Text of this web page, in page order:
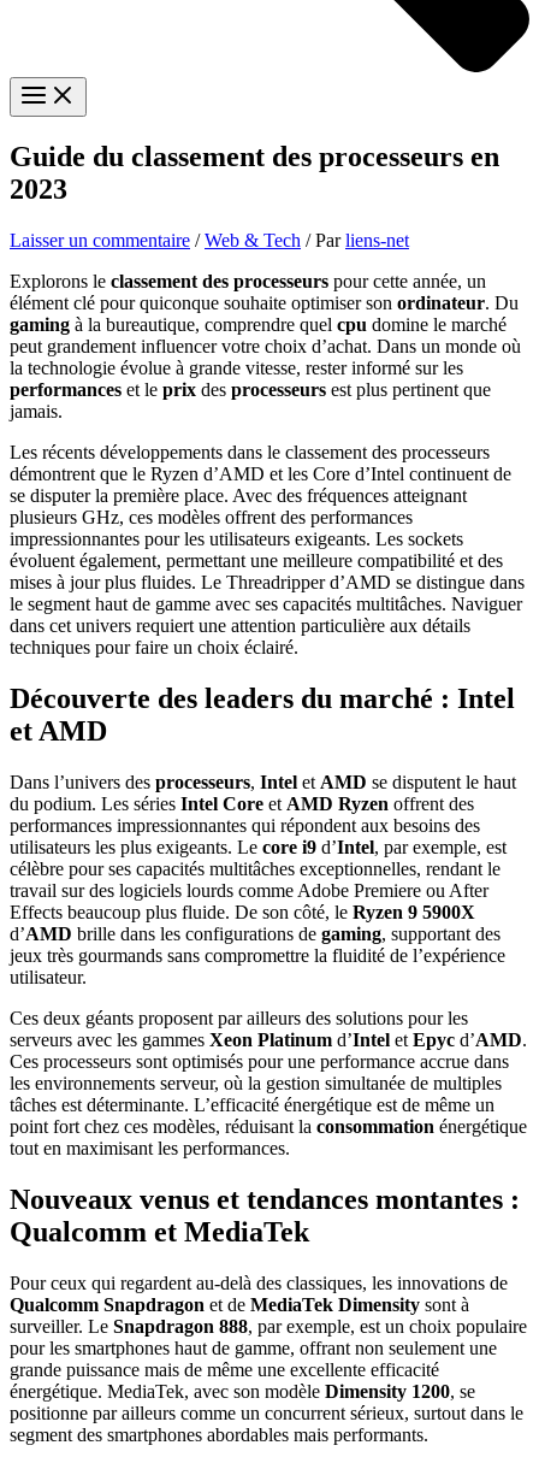
Guide du classement des processeurs en
2023
Laisser un commentaire /Web & Tech / Parliens-net
Explorons le classement des processeurs pour cette année, un
élément clé pour quiconque souhaite optimiser son ordinateur. Du
gaming à la bureautique, comprendre quel cpu domine le marché
peut grandement influencer votre choix d’achat. Dans un monde où
la technologie évolue à grande vitesse, rester informé sur les
performances et le prix des processeurs est plus pertinent que
jamais.
Les récents développements dans le classement des processeurs
démontrent que le Ryzen d’AMD et les Core d’Intel continuent de
se disputer la première place. Avec des fréquences atteignant
plusieurs GHz, ces modèles offrent des performances
impressionnantes pour les utilisateurs exigeants. Les sockets
évoluent également, permettant une meilleure compatibilité et des
mises à jour plus fluides. Le Threadripper d’AMD se distingue dans
le segment haut de gamme avec ses capacités multitâches. Naviguer
dans cet univers requiert une attention particulière aux détails
techniques pour faire un choix éclairé.
Découverte des leaders du marché : Intel
et AMD
Dans l’univers des processeurs, Intel et AMD se disputent le haut
du podium. Les séries Intel Core et AMD Ryzen offrent des
performances impressionnantes qui répondent aux besoins des
utilisateurs les plus exigeants. Le core i9 d’Intel, par exemple, est
célèbre pour ses capacités multitâches exceptionnelles, rendant le
travail sur des logiciels lourds comme Adobe Premiere ou After
Effects beaucoup plus fluide. De son côté, le Ryzen 9 5900X
d’AMD brille dans les configurations de gaming, supportant des
jeux très gourmands sans compromettre la fluidité de l’expérience
utilisateur.
Ces deux géants proposent par ailleurs des solutions pour les
serveurs avec les gammes Xeon Platinum d’Intel et Epyc d’AMD.
Ces processeurs sont optimisés pour une performance accrue dans
les environnements serveur, où la gestion simultanée de multiples
tâches est déterminante. L’efficacité énergétique est de même un
point fort chez ces modèles, réduisant la consommation énergétique
tout en maximisant les performances.
Nouveaux venus et tendances montantes :
Qualcomm et MediaTek
Pour ceux qui regardent au-delà des classiques, les innovations de
Qualcomm Snapdragon et de MediaTek Dimensity sont à
surveiller. Le Snapdragon 888, par exemple, est un choix populaire
pour les smartphones haut de gamme, offrant non seulement une
grande puissance mais de même une excellente efficacité
énergétique. MediaTek, avec son modèle Dimensity 1200, se
positionne par ailleurs comme un concurrent sérieux, surtout dans le
segment des smartphones abordables mais performants.